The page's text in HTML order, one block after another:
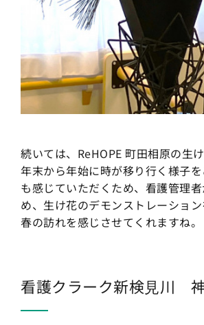
続いては、ReHOPE 町田相原の生
年末から年始に時が移り行く様子
も感じていただくため、看護管理
め、生け花のデモンストレーション
春の訪れを感じさせてくれますね。
看護クラーク新検⾒川